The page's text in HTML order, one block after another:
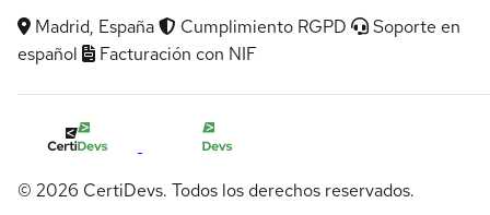
Madrid, España Cumplimiento RGPD
Soporte en
español
Facturación con NIF
© 2026 CertiDevs. Todos los derechos reservados.